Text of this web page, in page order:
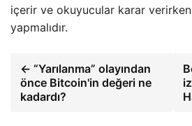
içerir ve okuyucular karar verirken
yapmalıdır.
← “Yarılanma” olayından
önce Bitcoin'in değeri ne
kadardı?